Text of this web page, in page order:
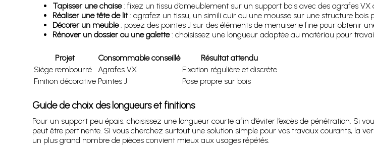
Tapisser une chaise: fixez un tissu d’ameublement sur un support bois avec des agrafes
Réaliser une tête de lit: agrafez un tissu, un simili cuir ou une mousse sur une structure
Décorer un meuble: posez des pointes J sur des éléments de menuiserie fine pour obtenir
Rénover un dossier ou une galette: choisissez une longueur adaptée au matériau pour
Projet Consommable conseillé
Résultat attendu
Siège rembourré
Agrafes VX
Fixation régulière et discrète
Finition décorative Pointes J Pose propre sur bois
Guide de choix des longueurs et finitions
Pour un support peu épais, choisissez une longueur courte afin d’éviter l’excès de pénétration. Si
peut être pertinente. Si vous cherchez surtout une solution simple pour vos travaux courants, la
un plus grand nombre de pièces convient mieux aux usages répétés.